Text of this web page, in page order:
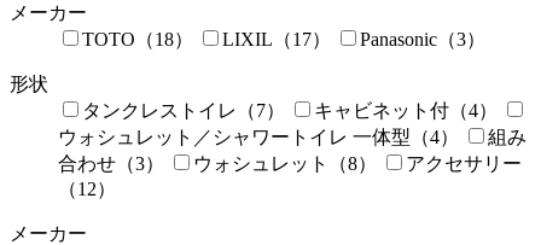
メーカー
TOTO（18）
LIXIL（17） Panasonic（3）
形状
タンクレストイレ（7）
キャビネット付（4）
ウォシュレット／シャワートイレ 一体型（4）
組み
合わせ（3）
ウォシュレット（8）
アクセサリー
（12）
メーカー